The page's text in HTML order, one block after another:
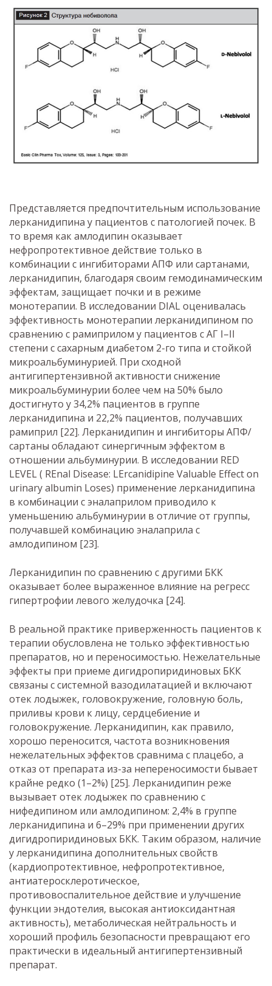
Представляется предпочтительным использование
лерканидипина у пациентов с патологией почек. В
то время как амлодипин оказывает
нефропротективное действие только в
комбинации с ингибиторами АПФ или сартанами,
лерканидипин, благодаря своим гемодинамическим
эффектам, защищает почки и в режиме
монотерапии. В исследовании DIAL оценивалась
эффективность монотерапии лерканидипином по
сравнению с рамиприлом у пациентов с АГ I–II
степени с сахарным диабетом 2-го типа и стойкой
микроальбуминурией. При сходной
антигипертензивной активности снижение
микроальбуминурии более чем на 50% было
достигнуто у 34,2% пациентов в группе
лерканидипина и 22,2% пациентов, получавших
рамиприл [22]. Лерканидипин и ингибиторы АПФ/
сартаны обладают синергичным эффектом в
отношении альбуминурии. В исследовании RED
LEVEL ( REnal Disease: LErcanidipine Valuable Effect on
urinary albumin Loses) применение лерканидипина
в комбинации с эналаприлом приводило к
уменьшению альбуминурии в отличие от группы,
получавшей комбинацию эналаприла с
амлодипином [23].
Лерканидипин по сравнению с другими БКК
оказывает более выраженное влияние на регресс
гипертрофии левого желудочка [24].
В реальной практике приверженность пациентов к
терапии обусловлена не только эффективностью
препаратов, но и переносимостью. Нежелательные
эффекты при приеме дигидропиридиновых БКК
связаны с системной вазодилатацией и включают
отек лодыжек, головокружение, головную боль,
приливы крови к лицу, сердцебиение и
головокружение. Лерканидипин, как правило,
хорошо переносится, частота возникновения
нежелательных эффектов сравнима с плацебо, а
отказ от препарата из-за непереносимости бывает
крайне редко (1–2%) [25]. Лерканидипин реже
вызывает отек лодыжек по сравнению с
нифедипином или амлодипином: 2,4% в группе
лерканидипина и 6–29% при применении других
дигидропиридиновых БКК. Таким образом, наличие
у лерканидипина дополнительных свойств
(кардиопротективное, нефропротективное,
антиатеросклеротическое,
противовоспалительное действие и улучшение
функции эндотелия, высокая антиоксидантная
активность), метаболическая нейтральность и
хороший профиль безопасности превращают его
практически в идеальный антигипертензивный
препарат.